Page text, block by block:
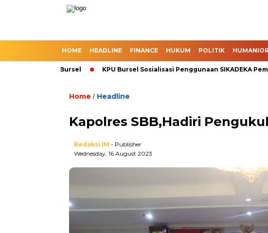
HOME HEADLINE FINANCE HUKUM POLITIK
KPU Bursel Sosialisasi Penggunaan SIKADEKA Pemilu
Home / Headline
Kapolres SBB,Hadiri
Redaksi IM - Publisher
Wednesday, 16 August 2023